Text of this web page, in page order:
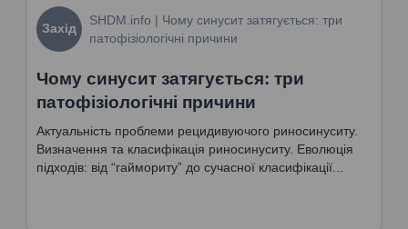
Захід
SHDM.info | Чому синусит затягується: три
патофізіологічні причини
Чому синусит затягується: три
патофізіологічні причини
Актуальність проблеми рецидивуючого риносинуситу.
Визначення та класифікація риносинуситу. Еволюція
підходів: від “гаймориту” до сучасної класифікації...